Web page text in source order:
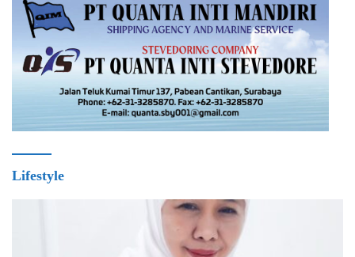
Lifestyle